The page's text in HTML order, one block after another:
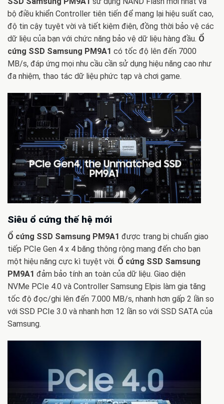
bộ điều khiển Controller tiên tiến để mang lại hiệu suất cao,
độ tin cậy tuyệt vời và tiết kiệm điện, đồng thời bảo vệ các
dữ liệu của bạn với chức năng bảo vệ dữ liệu hàng đầu. Ổ
cứng SSD Samsung PM9A1 có tốc độ lên đến 7000
MB/s, đáp ứng mọi nhu cầu cần sử dụng hiệu năng cao như
đa nhiệm, thao tác dữ liệu phức tạp và chơi game.
Siêu ổ cứng thế hệ mới
Ổ cứng SSD Samsung PM9A1 được trang bị chuẩn giao
tiếp PCIe Gen 4 x 4 băng thông rộng mang đến cho bạn
một hiệu năng cực kì tuyệt vời. Ổ cứng SSD Samsung
PM9A1 đảm bảo tính an toàn của dữ liệu. Giao diện
NVMe PCIe 4.0 và Controller Samsung Elpis làm gia tăng
tốc độ đọc/ghi lên đến 7.000 MB/s, nhanh hơn gấp 2 lần so
với SSD PCIe 3.0 và nhanh hơn 12 lần so với SSD SATA của
Samsung.